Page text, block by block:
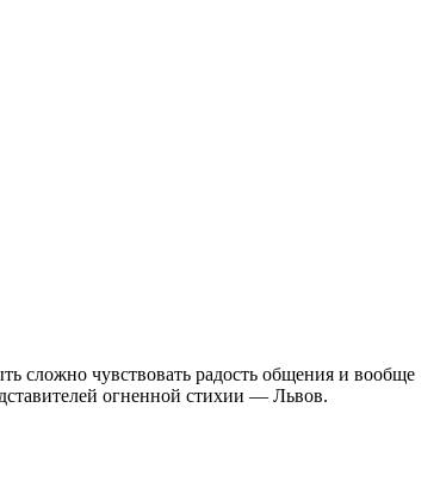
сложно чувствовать радость общения и вообще
огненной стихии — Львов.